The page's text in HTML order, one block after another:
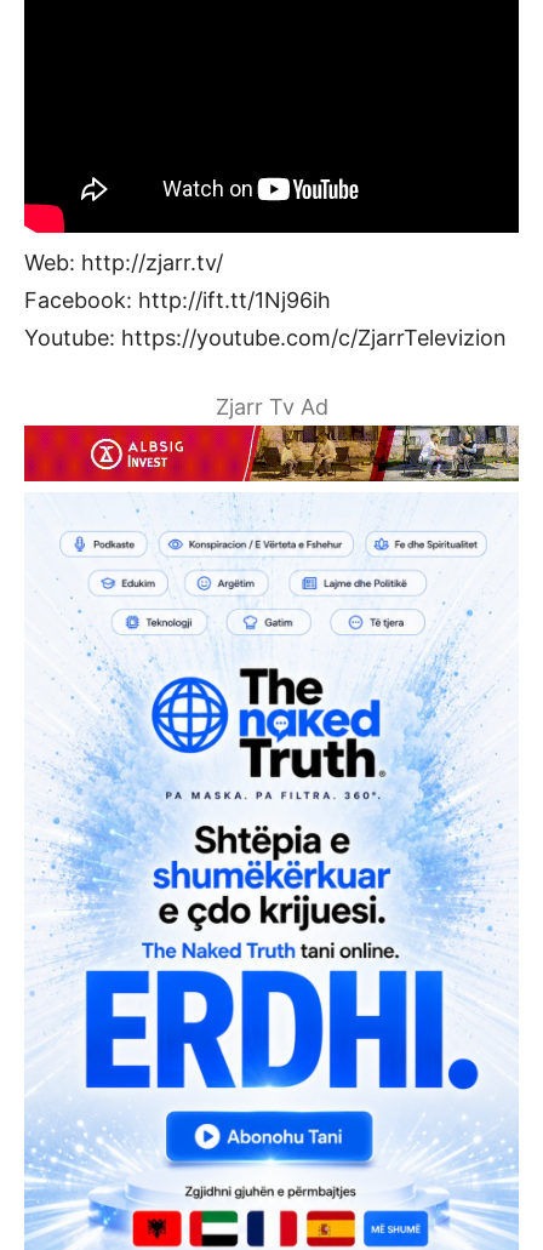
Web: http://zjarr.tv/
Facebook: http://ift.tt/1Nj96ih
Youtube: https://youtube.com/c/ZjarrTelevizion
Zjarr Tv Ad